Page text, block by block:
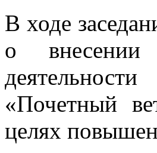
В ходе
о внесении
«Почетный
целях